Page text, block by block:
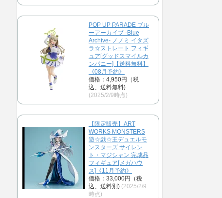
POP UP PARADE ブル
ーアーカイブ -Blue
Archive- ノノミ イタズ
ラ☆ストレート フィギ
ュア[グッドスマイルカ
ンパニー]【送料無料】
《08月予約》
価格：4,950円（税
込、送料無料)
(2025/2/9時点)
【限定販売】ART
WORKS MONSTERS
遊☆戯☆王デュエルモ
ンスターズ サイレン
ト・マジシャン 完成品
フィギュア[メガハウ
ス]《11月予約》
価格：33,000円（税
込、送料別) (2025/2/9
時点)